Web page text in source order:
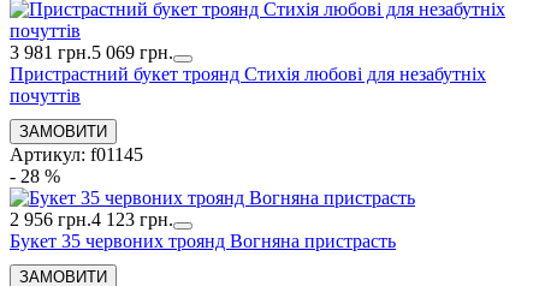
3 981 грн.5 069 грн.
Пристрастний букет троянд Стихія любові для незабутніх
почуттів
Артикул: f01145
- 28 %
2 956 грн.4 123 грн.
Букет 35 червоних троянд Вогняна пристрасть